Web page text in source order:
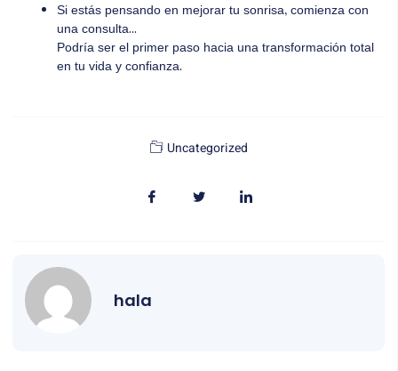
Si estás pensando en mejorar tu sonrisa, comienza con
una consulta…
Podría ser el primer paso hacia una transformación total
en tu vida y confianza.
Uncategorized
hala